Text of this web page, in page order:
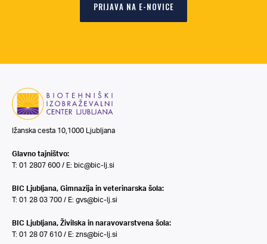
PRIJAVA NA E-NOVICE
Ižanska cesta 10,1000 Ljubljana
Glavno tajništvo:
T: 01 2807 600 / E: bic@bic-lj.si
BIC Ljubljana, Gimnazija in veterinarska šola:
T: 01 28 03 700 / E: gvs@bic-lj.si
BIC Ljubljana, Živilska in naravovarstvena šola:
T: 01 28 07 610 / E: zns@bic-lj.si